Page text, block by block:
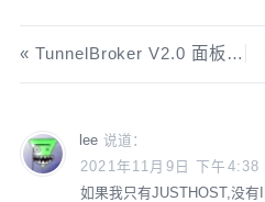
TunnelBroker V2.0 面板安装教程
lee 说道：
2021年11月9日 下午4:38
如果我只有JUSTHOST,没有